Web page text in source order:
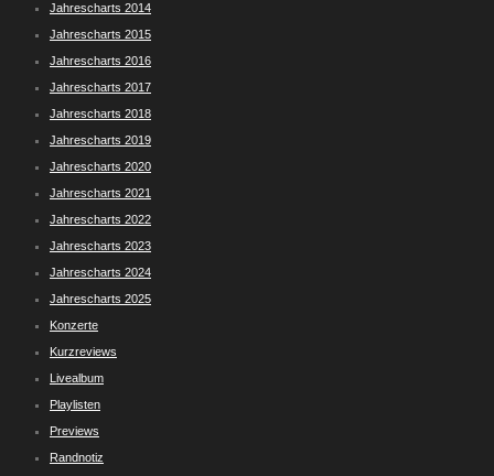
Jahrescharts 2014
Jahrescharts 2015
Jahrescharts 2016
Jahrescharts 2017
Jahrescharts 2018
Jahrescharts 2019
Jahrescharts 2020
Jahrescharts 2021
Jahrescharts 2022
Jahrescharts 2023
Jahrescharts 2024
Jahrescharts 2025
Konzerte
Kurzreviews
Livealbum
Playlisten
Previews
Randnotiz